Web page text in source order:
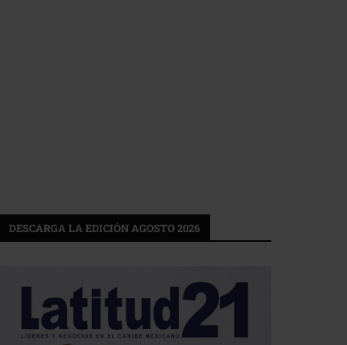
DESCARGA LA EDICIÓN AGOSTO 2026